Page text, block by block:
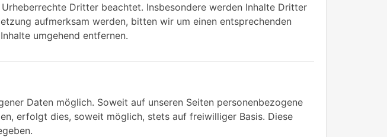
Dritter beachtet. Insbesondere werden Inhalte Dritter
aufmerksam werden, bitten wir um einen entsprechenden
umgehend entfernen.
Daten möglich. Soweit auf unseren Seiten personenbezogene
erfolgt dies, soweit möglich, stets auf freiwilliger Basis. Diese